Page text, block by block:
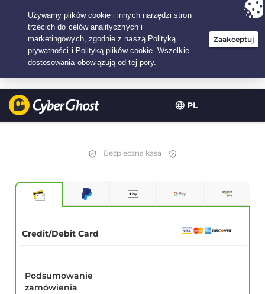
PL
Twój wybór:Najlepsza umowana2.1666666666667-lat w$
/miesiąc
Bezpieczna kasa
Credit/Debit Card
Podsumowanie
zamówienia